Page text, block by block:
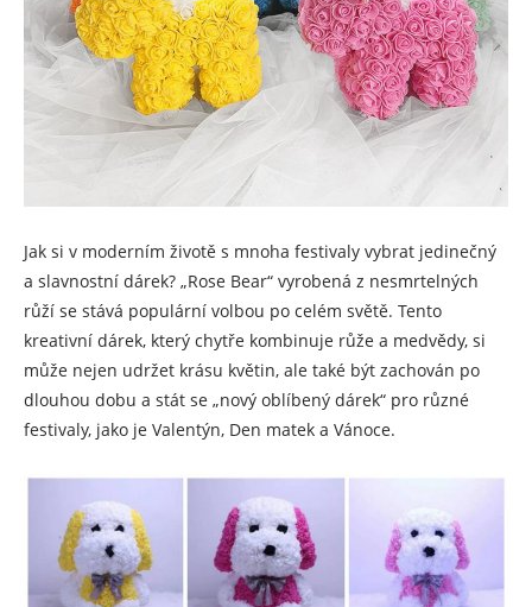
Jak si v moderním životě s mnoha festivaly vybrat jedinečný
a slavnostní dárek? „Rose Bear“ vyrobená z nesmrtelných
růží se stává populární volbou po celém světě. Tento
kreativní dárek, který chytře kombinuje růže a medvědy, si
může nejen udržet krásu květin, ale také být zachován po
dlouhou dobu a stát se „nový oblíbený dárek“ pro různé
festivaly, jako je Valentýn, Den matek a Vánoce.